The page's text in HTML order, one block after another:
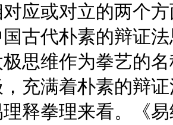
应或对立的两个
古代朴素的辩证
思维作为拳艺的
充满着朴素的辩
释拳理来看。《